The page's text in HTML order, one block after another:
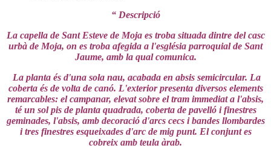
“ Descripció
La capella de Sant Esteve de Moja es troba situada dintre del casc
urbà de Moja, on es troba afegida a l'església parroquial de Sant
Jaume, amb la qual comunica.
La planta és d'una sola nau, acabada en absis semicircular. La
coberta és de volta de canó. L'exterior presenta diversos elements
remarcables: el campanar, elevat sobre el tram immediat a l'absis,
té un sol pis de planta quadrada, coberta de pavelló i finestres
geminades, l'absis, amb decoració d'arcs cecs i bandes llombardes
i tres finestres esqueixades d'arc de mig punt. El conjunt es
cobreix amb teula àrab.